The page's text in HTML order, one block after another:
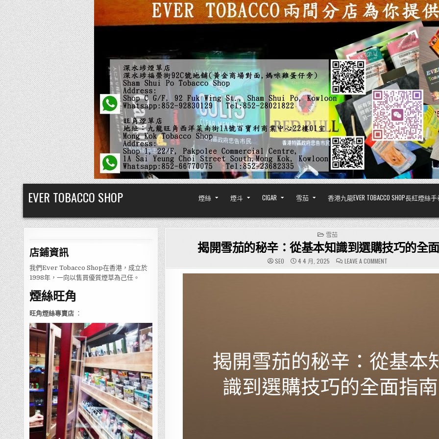
Skip
to
content
EVER TOBACCO SHOP 煙絲 煙斗 CIGAR 雪茄 香港九龍EVER TOBACCO SHOP長紅煙
店鋪資訊
我們Ever Tobacco Shop在香港，成立於
1998年，一向以售買優質煙草為己任。
煙絲旺角
旺角煙絲專賣店 ：
POSTED
IN
雪茄
揭開雪茄的秘辛：從基本知識到選購技巧的全
SEO 4 4 月, 2025 LEAVE A COMMENTON
揭
開
技
巧
的
全
面
指
南